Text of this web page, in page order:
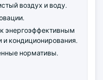
воздух и воду.
энергоэффективным
и кондиционирования.
нормативы.